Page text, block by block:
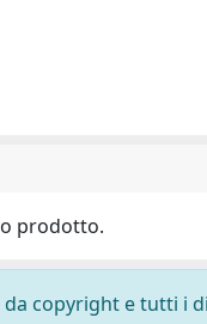
prodotto.
copyright e tutti i